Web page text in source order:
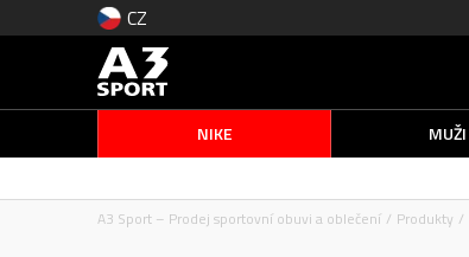
CZ
NIKE MUŽI
A3 Sport – Prodej sportovní obuvi a oblečení
Produkty